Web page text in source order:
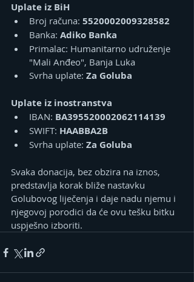
Uplate iz BiH
Broj računa: 5520002009328582
Banka: Adiko Banka
Primalac: Humanitarno udruženje
"Mali Anđeo", Banja Luka
Svrha uplate: Za Goluba
Uplate iz inostranstva
IBAN: BA395520002062114139
SWIFT: HAABBA2B
Svrha uplate: Za Goluba
Svaka donacija, bez obzira na iznos,
predstavlja korak bliže nastavku
Golubovog liječenja i daje nadu njemu i
njegovoj porodici da će ovu tešku bitku
uspješno izboriti.